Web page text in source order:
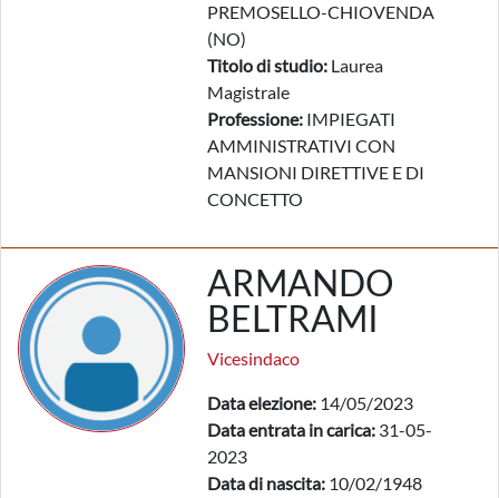
PREMOSELLO-CHIOVENDA
(NO)
Titolo di studio: Laurea
Magistrale
Professione: IMPIEGATI
AMMINISTRATIVI CON
MANSIONI DIRETTIVE E DI
CONCETTO
ARMANDO
BELTRAMI
Vicesindaco
Data elezione: 14/05/2023
Data entrata in carica: 31-05-
2023
Data di nascita: 10/02/1948